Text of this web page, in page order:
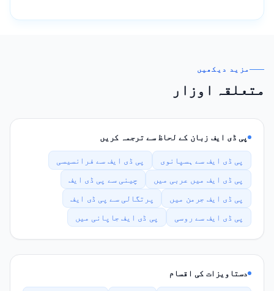
مزید دیکھیں
متعلقہ اوزار
پی ڈی ایف زبان کے لحاظ سے ترجمہ کریں
پی ڈی ایف سے ہسپانوی
پی ڈی ایف سے فرانسیسی
پی ڈی ایف میں عربی میں
چینی سے پی ڈی ایف
پی ڈی ایف جرمن میں
پرتگالی سے پی ڈی ایف
پی ڈی ایف سے روسی
پی ڈی ایف جاپانی میں
دستاویزات کی اقسام